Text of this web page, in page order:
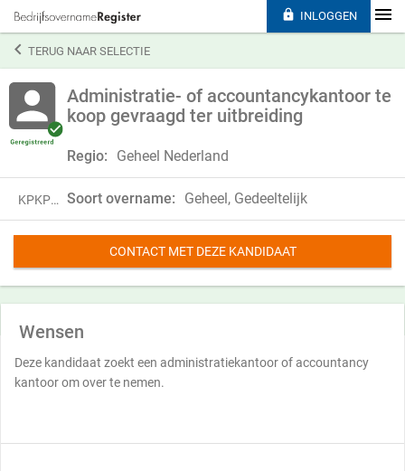
TERUG NAAR SELECTIE
Administratie- of accountancykantoor te
koop gevraagd ter uitbreiding
Regio: Geheel Nederland
KPKP25DCD33K Soort overname: Geheel, Gedeeltelijk
CONTACT MET DEZE KANDIDAAT
Wensen
Deze kandidaat zoekt een administratiekantoor of accountancy
kantoor om over te nemen.
 INLOGGEN